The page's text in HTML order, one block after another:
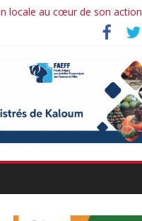
locale au cœur de son action